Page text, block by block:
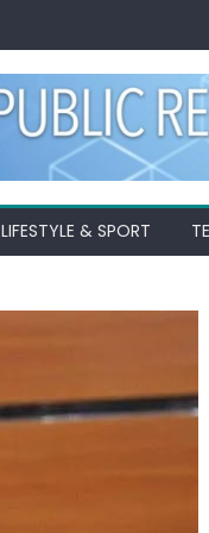
LIFESTYLE & SPORT